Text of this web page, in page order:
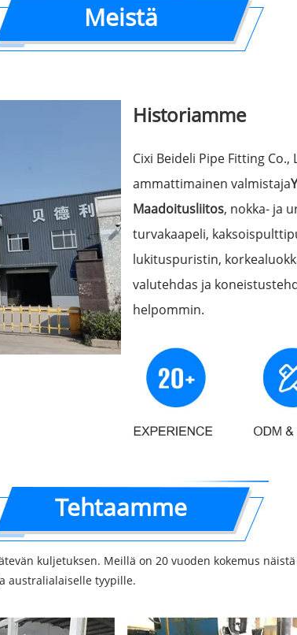
Meistä
Historiamme
Cixi Beideli Pipe Fitting
ammattimainen valmistaja
Maadoitusliitos, nokka- ja
turvakaapeli,
lukituspuristin,
valutehdas ja
helpommin.
Tehtaamme
kuljetuksen. Meillä on 20 vuoden kokemus
australialaiselle tyypille.